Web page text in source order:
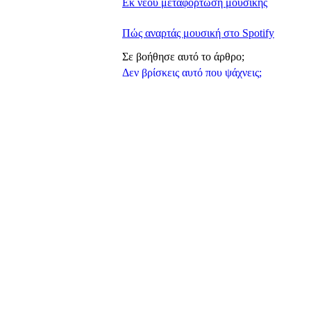
Δεν βρίσκεις αυτό που ψάχνεις;
Εκ νέου μεταφόρτωση μουσικής
Πώς αναρτάς μουσική στο Spotify
Σε βοήθησε αυτό το άρθρο;